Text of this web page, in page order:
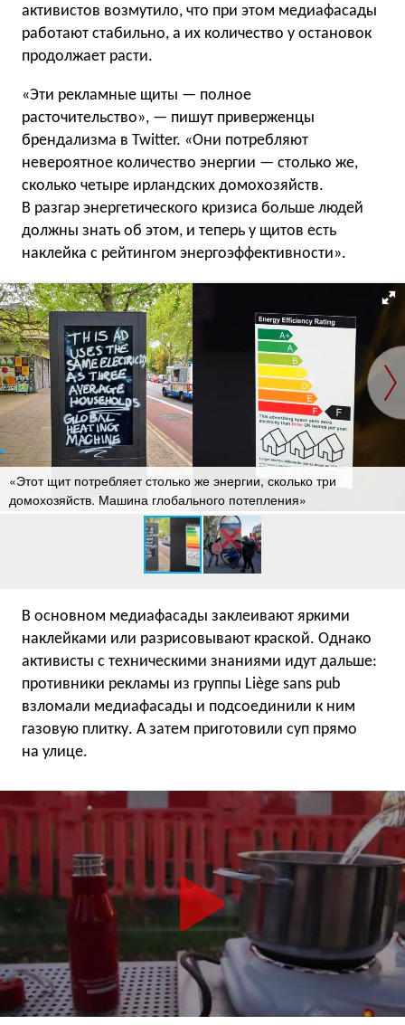
активистов возмутило, что при этом медиафасады
работают стабильно, а их количество у остановок
продолжает расти.
«Эти рекламные щиты — полное
расточительство», — пишут приверженцы
брендализма в Twitter. «Они потребляют
невероятное количество энергии — столько же,
сколько четыре ирландских домохозяйств.
В разгар энергетического кризиса больше людей
должны знать об этом, и теперь у щитов есть
наклейка с рейтингом энергоэффективности».
«Этот щит потребляет столько же энергии, сколько три
домохозяйств. Машина глобального потепления»
В основном медиафасады заклеивают яркими
наклейками или разрисовывают краской. Однако
активисты с техническими знаниями идут дальше:
противники рекламы из группы Liège sans pub
взломали медиафасады и подсоединили к ним
газовую плитку. А затем приготовили суп прямо
на улице.